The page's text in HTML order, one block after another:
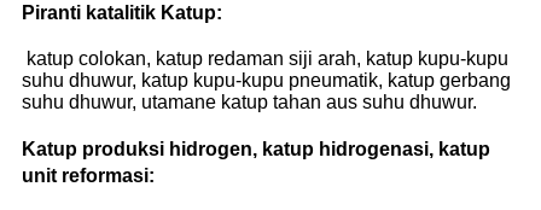
Piranti katalitik Katup:
katup colokan, katup redaman siji arah, katup kupu-kupu
suhu dhuwur, katup kupu-kupu pneumatik, katup gerbang
suhu dhuwur, utamane katup tahan aus suhu dhuwur.
Katup produksi hidrogen, katup hidrogenasi, katup
unit reformasi: